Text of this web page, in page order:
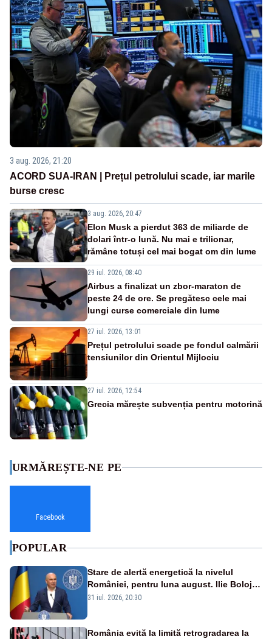
3 aug. 2026, 21:20
ACORD SUA-IRAN | Prețul petrolului scade, iar marile
burse cresc
3 aug. 2026, 20:47
Elon Musk a pierdut 363 de miliarde de
dolari într-o lună. Nu mai e trilionar,
rămâne totuși cel mai bogat om din lume
29 iul. 2026, 08:40
Airbus a finalizat un zbor-maraton de
peste 24 de ore. Se pregătesc cele mai
lungi curse comerciale din lume
27 iul. 2026, 13:01
Prețul petrolului scade pe fondul calmării
tensiunilor din Orientul Mijlociu
27 iul. 2026, 12:54
Grecia mărește subvenția pentru motorină
URMĂREȘTE-NE PE
Facebook
POPULAR
Stare de alertă energetică la nivelul
României, pentru luna august. Ilie Bolojan
a anunțat importuri și posibile restricții –
31 iul. 2026, 20:30
România evită la limită retrogradarea la